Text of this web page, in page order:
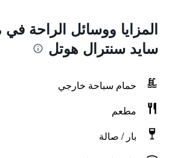
المزايا ووسائل الراحة
سايد سنترال هوتل
حمام سباحة خارجي
مطعم
بار / صالة